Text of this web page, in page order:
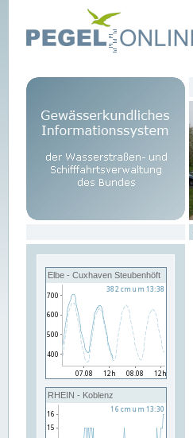
Elbe - Cuxhaven Steubenhöft
RHEIN - Koblenz